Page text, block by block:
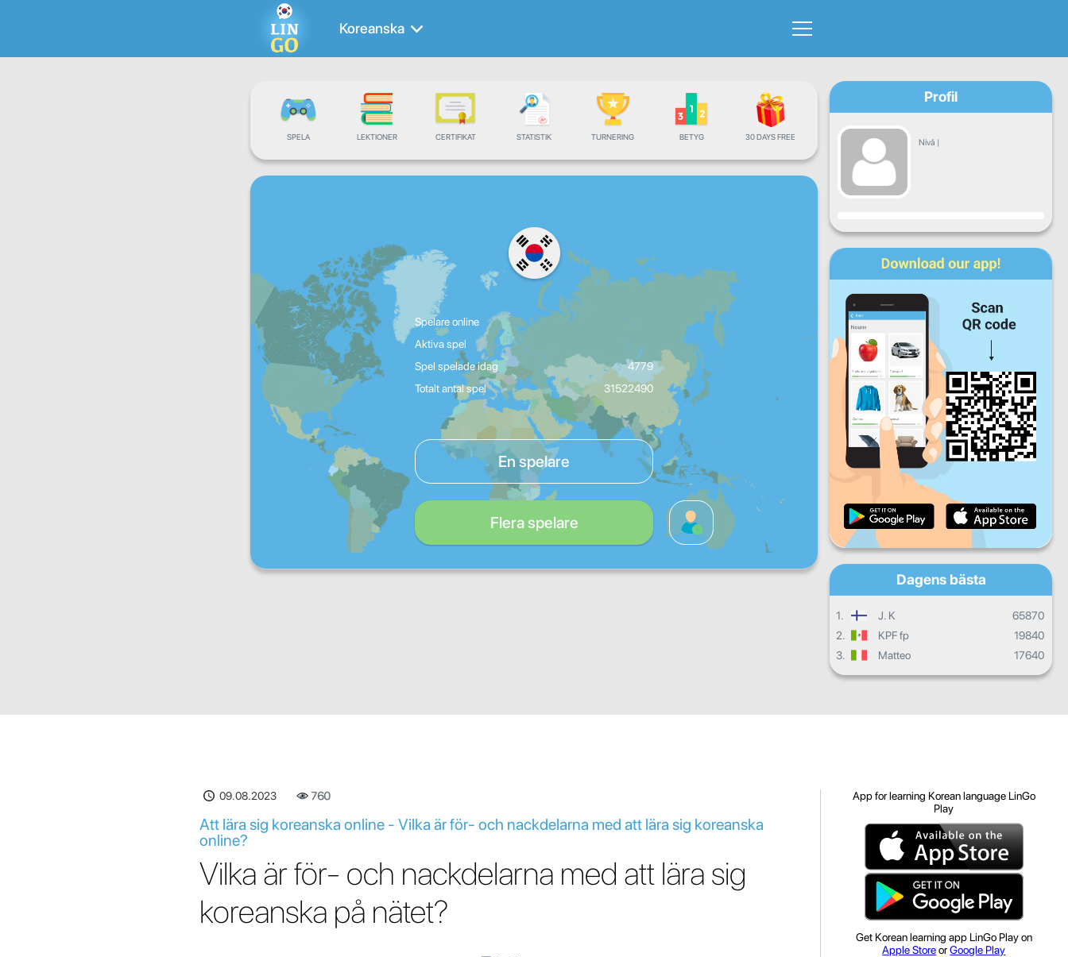
Koreanska
SPELA LEKTIONER CERTIFIKAT STATISTIK TURNERING BETYG 30 DAYS FREE
Spelare online
Aktiva spel
Spel spelade idag
4779
Totalt antal spel
31522490
En spelare
Flera spelare
Profil
Nivå |
Framsteg
Mån Ons Tor
Lör Sön
Dagliga framsteg
Månatliga framsteg
Sammanlagda framsteg
Dagens bästa
1. J. K
65870
2.
KPF fp
19840
3.
Matteo 17640
09.08.2023 760
Att lära sig koreanska online - Vilka är för- och nackdelarna med att lära sig koreanska
online?
Vilka är för- och nackdelarna med att lära sig
koreanska på nätet?
App for learning Korean language LinGo
Play
Get Korean learning app LinGo Play on
Apple StoreorGoogle Play